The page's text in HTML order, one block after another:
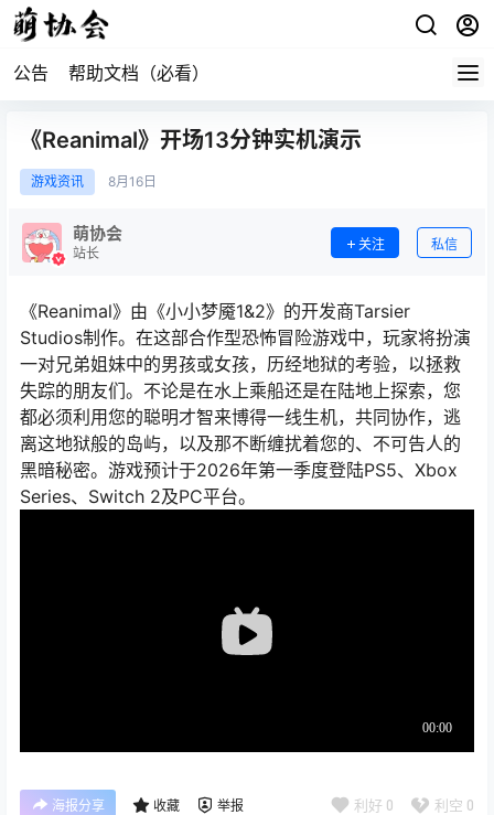
公告 帮助文档（必看）
《Reanimal》开场13分钟实机演示
游戏资讯 8月 16日
萌协会
站长
关注 私信
《Reanimal》由《小小梦魇1&2》的开发商Tarsier
Studios制作。在这部合作型恐怖冒险游戏中，玩家将扮演
一对兄弟姐妹中的男孩或女孩，历经地狱的考验，以拯救
失踪的朋友们。不论是在水上乘船还是在陆地上探索，您
都必须利用您的聪明才智来博得一线生机，共同协作，逃
离这地狱般的岛屿，以及那不断缠扰着您的、不可告人的
黑暗秘密。游戏预计于2026年第一季度登陆PS5、Xbox
Series、Switch 2及PC平台。
海报分享 收藏 举报 利好 0 利空 0